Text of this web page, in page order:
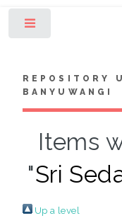
REPOSITORY
BANYUWANGI
Items
"Sri
Up a level